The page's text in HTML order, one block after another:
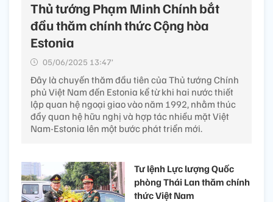
Thủ tướng Phạm Minh Chính bắt
đầu thăm chính thức Cộng hòa
Estonia
05/06/2025 13:47’
Đây là chuyến thăm đầu tiên của Thủ tướng Chính
phủ Việt Nam đến Estonia kể từ khi hai nước thiết
lập quan hệ ngoại giao vào năm 1992, nhằm thúc
đẩy quan hệ hữu nghị và hợp tác nhiều mặt Việt
Nam-Estonia lên một bước phát triển mới.
Tư lệnh Lực lượng Quốc
phòng Thái Lan thăm chính
thức Việt Nam